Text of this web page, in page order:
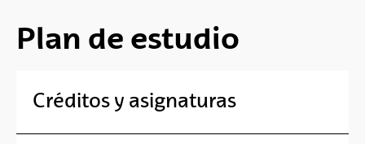
Plan de estudio
Créditos y asignaturas